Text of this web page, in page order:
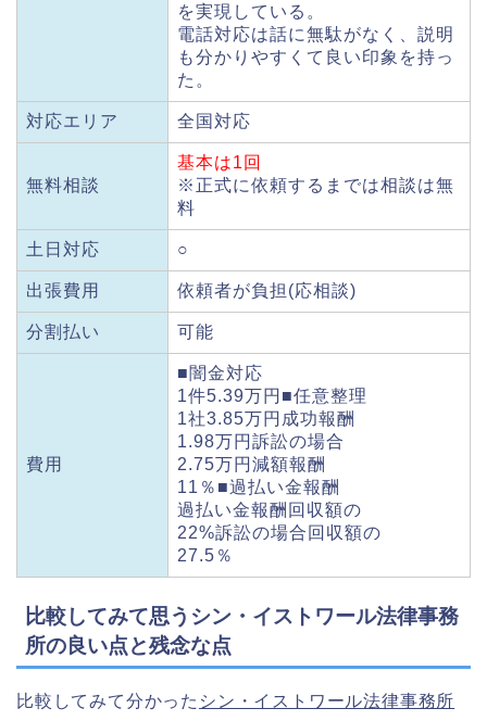
を実現している。
電話対応は話に無駄がなく、説明
も分かりやすくて良い印象を持っ
た。
対応エリア 全国対応
無料相談
基本は1回
※正式に依頼するまでは相談は無
料
土日対応 ○
出張費用 依頼者が負担(応相談)
分割払い 可能
費用
■闇金対応
1件5.39万円■任意整理
1社3.85万円成功報酬
1.98万円訴訟の場合
2.75万円減額報酬
11％■過払い金報酬
過払い金報酬回収額の
22%訴訟の場合回収額の
27.5％
比較してみて思うシン・イストワール法律事務
所の良い点と残念な点
比較してみて分かった シン・イストワール法律事務所